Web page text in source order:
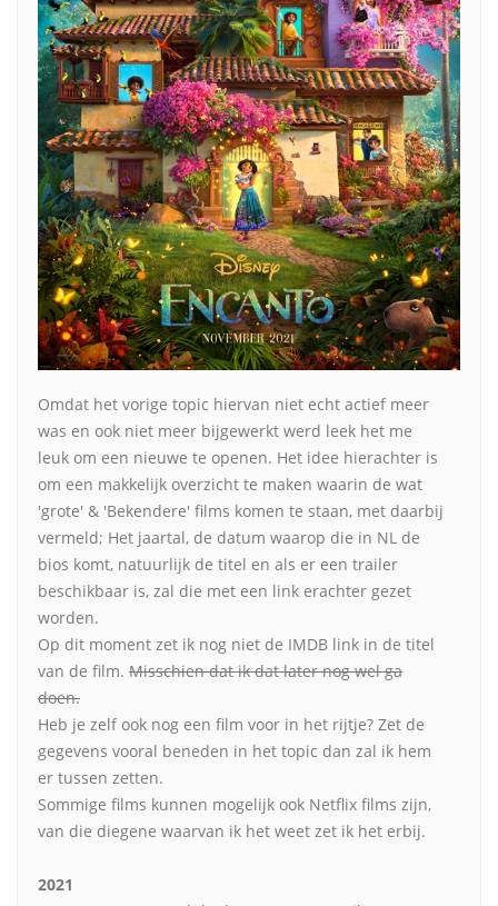
Omdat het vorige topic hiervan niet echt actief meer
was en ook niet meer bijgewerkt werd leek het me
leuk om een nieuwe te openen. Het idee hierachter is
om een makkelijk overzicht te maken waarin de wat
'grote' & 'Bekendere' films komen te staan, met daarbij
vermeld; Het jaartal, de datum waarop die in NL de
bios komt, natuurlijk de titel en als er een trailer
beschikbaar is, zal die met een link erachter gezet
worden.
Op dit moment zet ik nog niet de IMDB link in de titel
van de film. Misschien dat ik dat later nog wel ga
doen.
Heb je zelf ook nog een film voor in het rijtje? Zet de
gegevens vooral beneden in het topic dan zal ik hem
er tussen zetten.
Sommige films kunnen mogelijk ook Netflix films zijn,
van die diegene waarvan ik het weet zet ik het erbij.
2021